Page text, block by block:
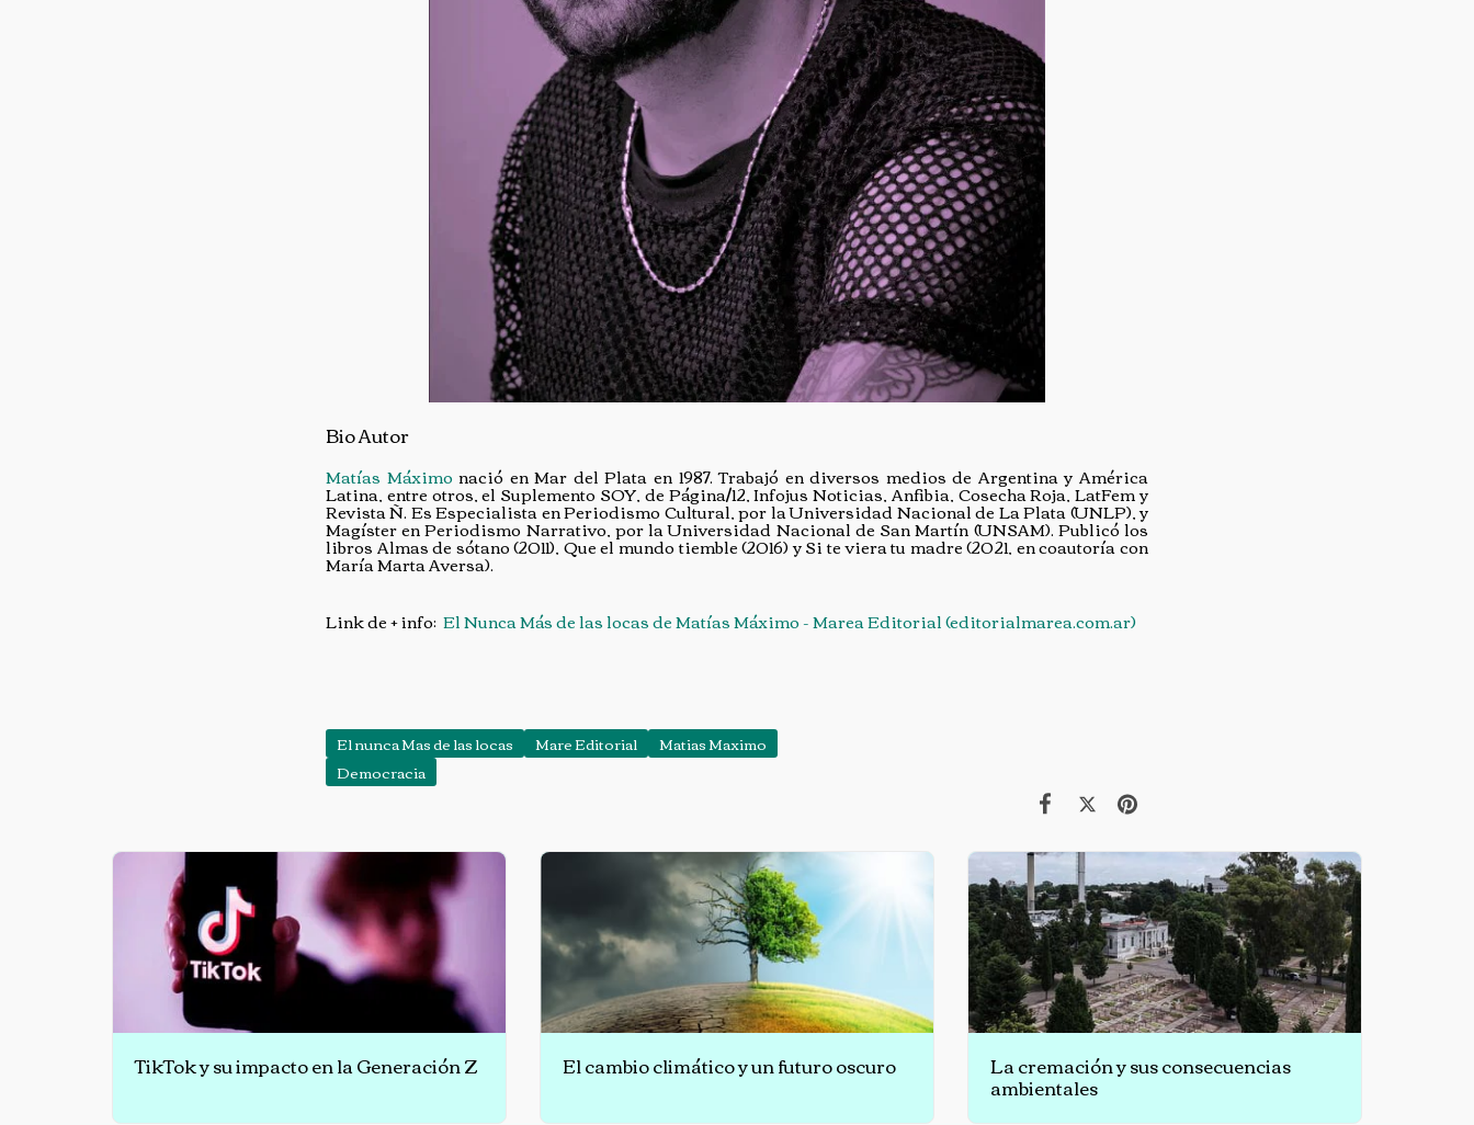
Bio Autor
Matías Máximo nació en Mar del Plata en 1987. Trabajó en diversos medios de Argentina y América
Latina, entre otros, el Suplemento SOY, de Página/12, Infojus Noticias, Anfibia, Cosecha Roja, LatFem y
Revista Ñ. Es Especialista en Periodismo Cultural, por la Universidad Nacional de La Plata (UNLP), y
Magíster en Periodismo Narrativo, por la Universidad Nacional de San Martín (UNSAM). Publicó los
libros Almas de sótano (2011), Que el mundo tiemble (2016) y Si te viera tu madre (2021, en coautoría con
María Marta Aversa).
Link de + info: El Nunca Más de las locas de Matías Máximo - Marea Editorial (editorialmarea.com.ar)
El nunca Mas de las locas Mare Editorial
Matias Maximo
Democracia
TikTok y su impacto en la Generación Z El cambio climático y un futuro oscuro La cremación y sus consecuencias
ambientales